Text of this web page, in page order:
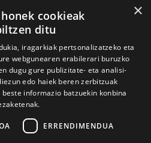
×
cookieak
ditu
iragarkiak pertsonalizatzeko eta
webgunearen erabilerari buruzko
dugu gure publizitate- eta analisi-
edo haiek beren zerbitzuak
informazio batzuekin konbina
ERRENDIMENDUA